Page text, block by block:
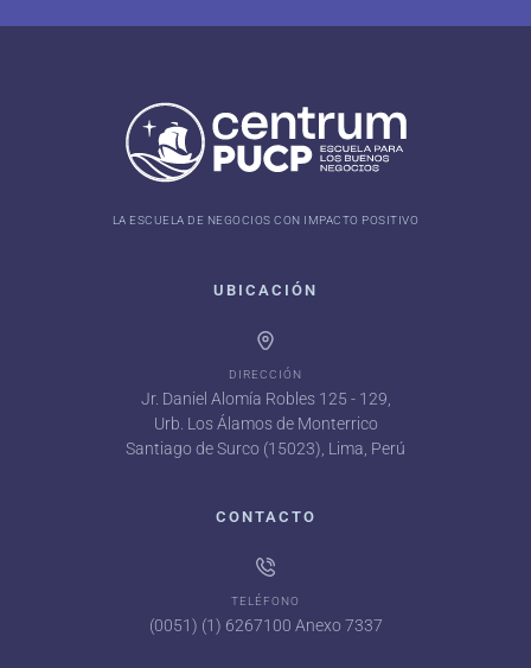
LA ESCUELA DE NEGOCIOS CON IMPACTO POSITIVO
UBICACIÓN
DIRECCIÓN
Jr. Daniel Alomía Robles 125 - 129,
Urb. Los Álamos de Monterrico
Santiago de Surco (15023), Lima, Perú
CONTACTO
TELÉFONO
(0051) (1) 6267100 Anexo 7337